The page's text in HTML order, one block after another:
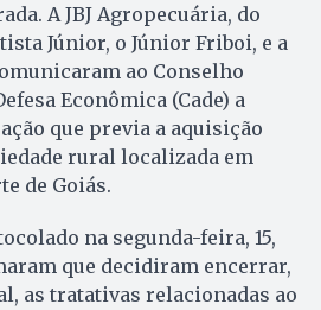
A JBJ Agropecuária, do
Júnior, o Júnior Friboi, e a
ao Conselho
Econômica (Cade) a
que previa a aquisição
rural localizada em
de Goiás.
na segunda-feira, 15,
que decidiram encerrar,
as tratativas relacionadas ao